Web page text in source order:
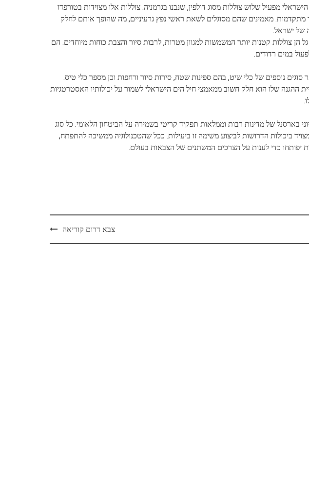
מפעיל שלוש צוללות מסוג דולפין, שנבנו בגרמניה. צוללות אלו מצוידות בטורפדו
מתקדמות. מאמינים שהם מסוגלים לשאת ראשי נפץ גרעיניים, מה שהופך אותם לחלק
של ישראל.
גל הן צוללות קטנות יותר המשמשות למגוון מטרות, לרבות סיור והצבת כוחות מיוחדים. הם
במים רדודים.
סוגים נוספים של כלי שיט, בהם ספינות שטח, סירות סיור ורחפות וכן מספר כלי טיס.
ההגנה שלו הוא חלק חשוב ממאמצי חיל הים הישראלי לשמור על יכולותיו האסטרטגיות
בארסנל של מדינות רבות וממלאות תפקיד קריטי בשמירה על הביטחון הלאומי. כל סוג
ביכולות הדרושות לביצוע משימה זו ביעילות. ככל שהטכנולוגיה ממשיכה להתפתח,
יפותחו כדי לענות על הצרכים המשתנים של הצבאות בעולם.
צבא דרום קוריאה